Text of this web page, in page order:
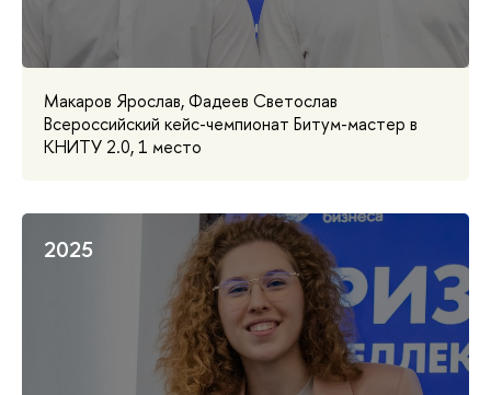
Макаров Ярослав, Фадеев Светослав
Всероссийский кейс-чемпионат Битум-мастер в
КНИТУ 2.0, 1 место
2025